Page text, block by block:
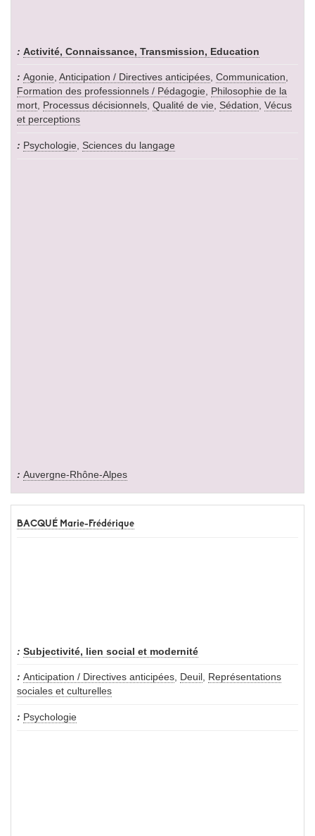
Activité, Connaissance, Transmission, Education
Agonie, Anticipation / Directives anticipées, Communication,
Formation des professionnels / Pédagogie, Philosophie de la
mort, Processus décisionnels, Qualité de vie, Sédation, Vécus
et perceptions
Psychologie, Sciences du langage
Auvergne-Rhône-Alpes
BACQUÉ Marie-Frédérique
Subjectivité, lien social et modernité
Anticipation / Directives anticipées Deuil
Représentations
sociales et culturelles
Psychologie